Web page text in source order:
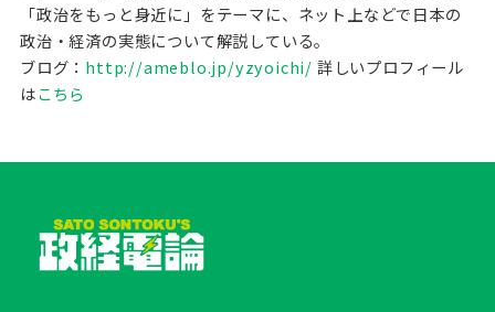
「政治をもっと身近に」をテーマに、ネット上などで日本の
政治・経済の実態について解説している。
ブログ： http://ameblo.jp/yzyoichi/ 詳しいプロフィール
はこちら